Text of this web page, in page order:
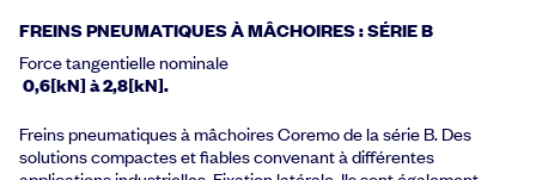
FREINS PNEUMATIQUES À MÂCHOIRES : SÉRIE B
Force tangentielle nominale
0,6[kN] à 2,8[kN].
Freins pneumatiques à mâchoires Coremo de la série B. Des
solutions compactes et fiables convenant à différentes